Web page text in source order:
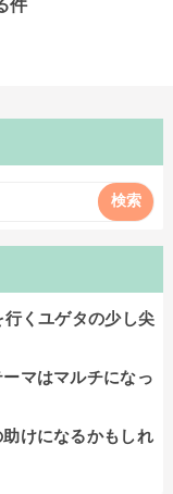
件
くユゲタの少し尖
マはマルチになっ
けになるかもしれ